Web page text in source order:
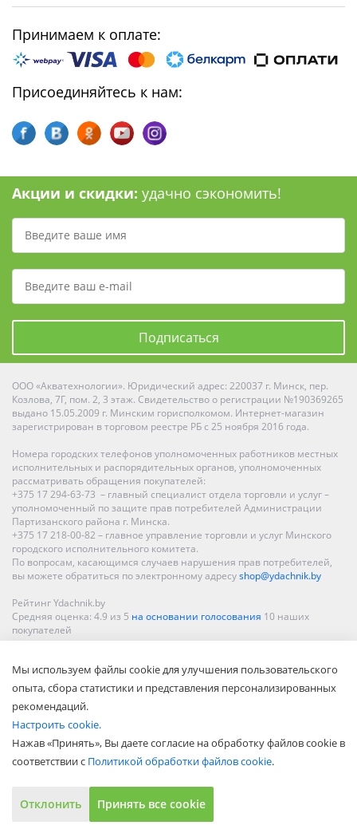
Принимаем к оплате:
Присоединяйтесь к нам:
Акции и скидки: удачно сэкономить!
Подписаться
ООО «Акватехнологии». Юридический адрес: 220037 г. Минск, пер.
Козлова, 7Г, пом. 2, 3 этаж. Свидетельство о регистрации №190369265
выдано 15.05.2009 г. Минским горисполкомом. Интернет-магазин
зарегистрирован в торговом реестре РБ с 25 ноября 2016 года.
Номера городских телефонов уполномоченных работников местных
исполнительных и распорядительных органов, уполномоченных
рассматривать обращения покупателей:
+375 17 294-63-73 – главный специалист отдела торговли и услуг –
уполномоченный по защите прав потребителей Администрации
Партизанского района г. Минска.
+375 17 218-00-82 – главное управление торговли и услуг Минского
городского исполнительного комитета.
По вопросам, касающимся случаев нарушения прав потребителей,
вы можете обратиться по электронному адресуshop@ydachnik.by
Рейтинг Ydachnik.by
Средняя оценка: 4.9 из 5 на основании голосования 10 наших
покупателей
Гродно, Могилеве, Бобруйске, Барановичах, Молодечно,
Новополоцке, Пинске, Солигорске. При заказе в интернет-магазине
доставка осуществляется по всей Беларуси.
Показать полную версию
© ООО «Акватехнологии», 2002—2022
Мы используем файлы cookie для улучшения пользовательского
опыта, сбора статистики и представления персонализированных
рекомендаций.
Настроить cookie.
Нажав «Принять», Вы даете согласие на обработку файлов cookie в
соответствии с Политикой обработки файлов cookie.
Отклонить Принять все cookie